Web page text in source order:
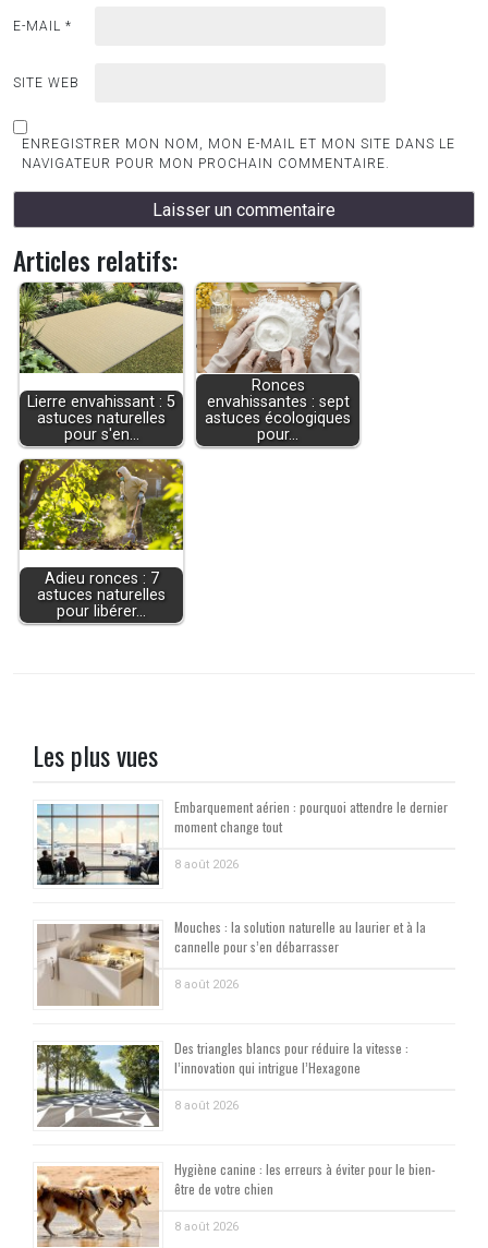
E-MAIL *
SITE WEB
ENREGISTRER MON NOM, MON E-MAIL ET MON SITE DANS LE
NAVIGATEUR POUR MON PROCHAIN COMMENTAIRE.
Articles relatifs:
Lierre envahissant : 5
astuces naturelles
pour s'en…
Ronces
envahissantes : sept
astuces écologiques
pour…
Adieu ronces : 7
astuces naturelles
pour libérer…
Les plus vues
Embarquement aérien : pourquoi attendre le dernier
moment change tout
8 août 2026
Mouches : la solution naturelle au laurier et à la
cannelle pour s’en débarrasser
8 août 2026
Des triangles blancs pour réduire la vitesse :
l’innovation qui intrigue l’Hexagone
8 août 2026
Hygiène canine : les erreurs à éviter pour le bien-
être de votre chien
8 août 2026